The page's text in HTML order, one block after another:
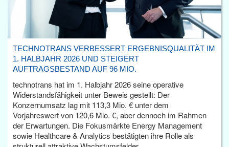
TECHNOTRANS VERBESSERT ERGEBNISQUALITÄT IM
1. HALBJAHR 2026 UND STEIGERT
AUFTRAGSBESTAND AUF 96 MIO.
technotrans hat im 1. Halbjahr 2026 seine operative
Widerstandsfähigkeit unter Beweis gestellt: Der
Konzernumsatz lag mit 113,3 Mio. € unter dem
Vorjahreswert von 120,6 Mio. €, aber dennoch im Rahmen
der Erwartungen. Die Fokusmärkte Energy Management
sowie Healthcare & Analytics bestätigten ihre Rolle als